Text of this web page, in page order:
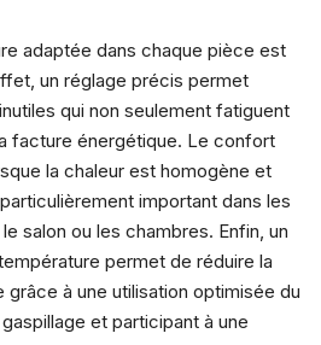
adaptée dans chaque pièce est
un réglage précis permet
qui non seulement fatiguent
facture énergétique. Le confort
la chaleur est homogène et
important dans les
salon ou les chambres. Enfin, un
permet de réduire la
grâce à une utilisation optimisée du
et participant à une